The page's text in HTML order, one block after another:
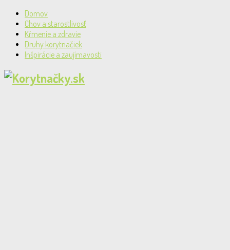
Domov
Chov a starostlivosť
Kŕmenie a zdravie
Druhy korytnačiek
Inšpirácie a zaujímavosti